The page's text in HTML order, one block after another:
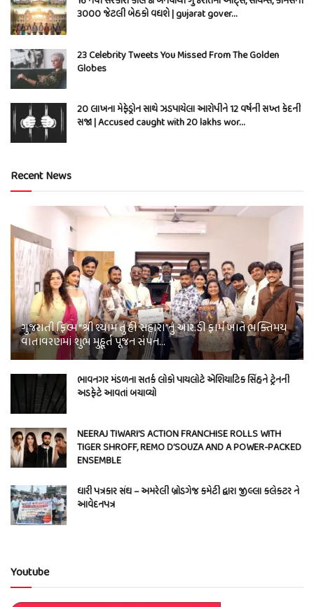
3000 જેટલી બેઠકો વધશે | gujarat gover…
23 Celebrity Tweets You Missed From The Golden
Globes
20 લાખના મેફેડ્રોન સાથે ઝડપાયેલા આરોપીને 12 વર્ષની સખ્ત કેદની
સજા | Accused caught with 20 lakhs wor…
Recent News
ગુજરાતી ફિલ્મ “શ્રી શ્યામ તું હી સહારા”નું આર.ડી ફાર્મ ખાતે ભક્તિમય
વાતાવરણમાં શુભ મુહૂર્ત પૂજન સંપન…
ભાવનગર મંડળના સતર્ક લોકો પાયલોટે એશિયાટિક સિંહને ટ્રેનની
અડફેટે આવતાં બચાવ્યો
NEERAJ TIWARI’S ACTION FRANCHISE ROLLS WITH
TIGER SHROFF, REMO D’SOUZA AND A POWER-PACKED
ENSEMBLE
ધારી પત્રકાર સંઘ – અમરેલી બ્રોડગેજ કમેટી દ્વારા જીલ્લા કલેકટર ને
આવેદનપત્ર
Youtube